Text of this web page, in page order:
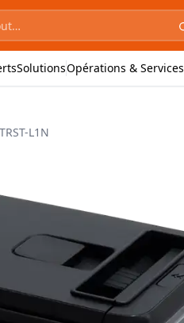
SolutionsOpérations & Services
L1N